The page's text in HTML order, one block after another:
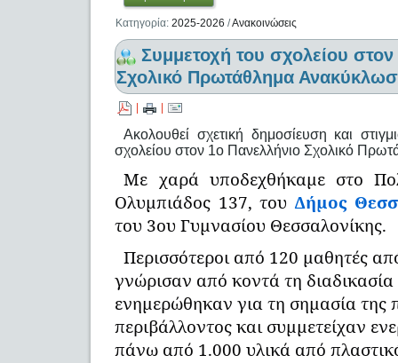
Κατηγορία:2025-2026 /Ανακοινώσεις
Συμμετοχή του σχολείου
Σχολικό Πρωτάθλημα
Ακολουθεί σχετική δημοσίευση και
σχολείου στον 1ο Πανελλήνιο Σχολικό
Με χαρά υποδεχθήκαμε στο
Ολυμπιάδος 137, του Δήμος
του 3ου Γυμνασίου Θεσσαλονίκης.
Περισσότεροι από 120 μαθητές
γνώρισαν από κοντά τη
ενημερώθηκαν για τη σημασία της
περιβάλλοντος και συμμετείχαν
πάνω από 1.000 υλικά από